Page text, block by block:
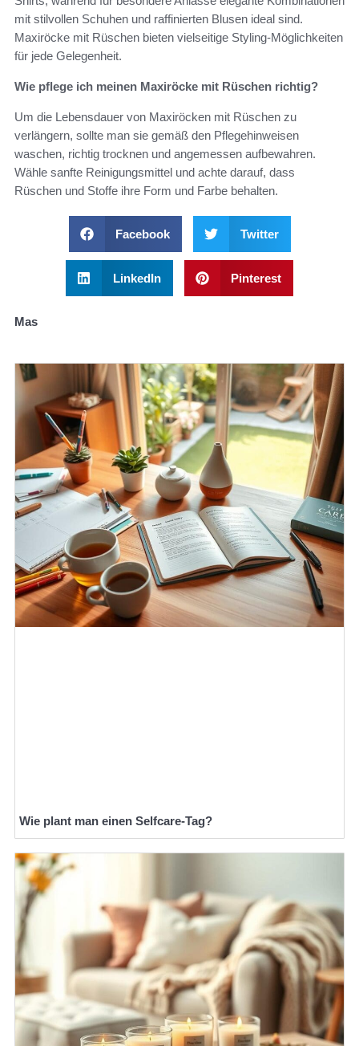
mit stilvollen Schuhen und raffinierten Blusen ideal sind.
Maxiröcke mit Rüschen bieten vielseitige Styling-Möglichkeiten
für jede Gelegenheit.
Wie pflege ich meinen Maxiröcke mit Rüschen richtig?
Um die Lebensdauer von Maxiröcken mit Rüschen zu
verlängern, sollte man sie gemäß den Pflegehinweisen
waschen, richtig trocknen und angemessen aufbewahren.
Wähle sanfte Reinigungsmittel und achte darauf, dass
Rüschen und Stoffe ihre Form und Farbe behalten.
Facebook Twitter
LinkedIn Pinterest
Mas
Wie plant man einen Selfcare-Tag?